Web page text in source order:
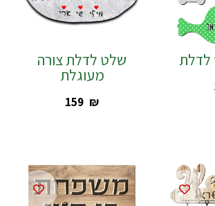
לדלת שלט לדלת צורה
מעוגלת
‎159 ₪